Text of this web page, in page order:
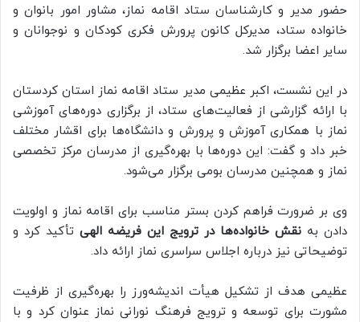
حضور مدیر و کارشناسان ستاد اقامه نماز، مشاور امور بانوان و
خانواده ستاد، مدیرکل کانون پرورش فکری کودکان و نوجوانان و
سایر اعضا برگزار شد.
در این نشست، اکبر عظیمی مدیر ستاد اقامه نماز استان کردستان
با ارائه گزارشی از فعالیت‌های ستاد، از برگزاری دوره‌های آموزشی
نماز با همکاری آموزش و پرورش و دانشگاه‌ها برای اقشار مختلف
خبر داد و گفت: این دوره‌ها با بهره‌گیری از مدرسان مرکز تخصصی
نماز و همچنین مدرسان بومی برگزار می‌شود.
وی بر ضرورت فراهم کردن بستر مناسب برای اقامه نماز و اولویت
دادن به نقش خانواده‌ها در ترویج این فریضه الهی تأکید کرد و
توضیحاتی نیز درباره اجلاس سراسری نماز ارائه داد.
عظیمی هدف از تشکیل هیأت اندیشه‌ورز را بهره‌گیری از ظرفیت
مشورت برای توسعه و ترویج فرهنگ نورانی نماز عنوان کرد و با